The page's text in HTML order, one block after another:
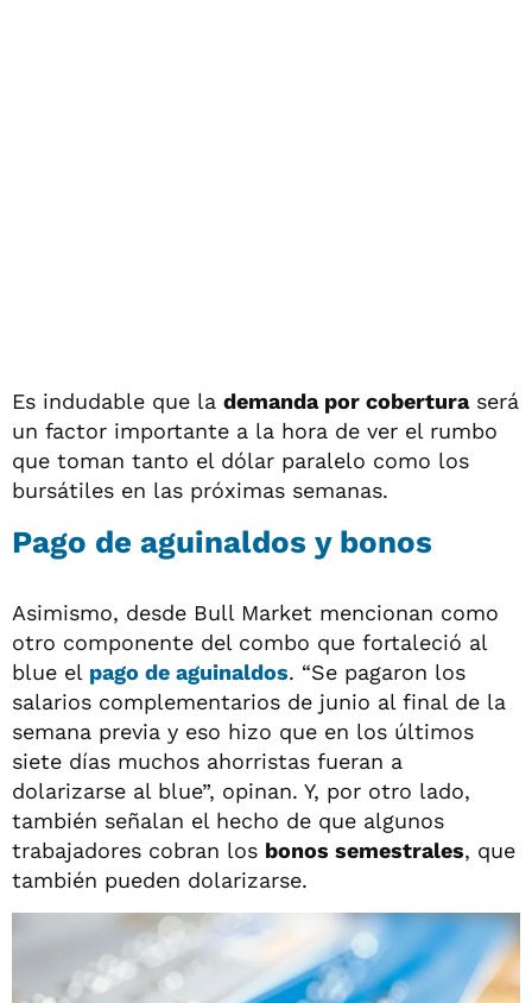
Es indudable que la demanda por coberturaserá
un factor importante a la hora de ver el rumbo
que toman tanto el dólar paralelo como los
bursátiles en las próximas semanas.
Pago de aguinaldos y bonos
Asimismo, desde Bull Market mencionan como
otro componente del combo que fortaleció al
blue el pago de aguinaldos. “Se pagaron los
salarios complementarios de junio al final de la
semana previa y eso hizo que en los últimos
siete días muchos ahorristas fueran a
dolarizarse al blue”, opinan. Y, por otro lado,
también señalan el hecho de que algunos
trabajadores cobran los bonos semestrales, que
también pueden dolarizarse.